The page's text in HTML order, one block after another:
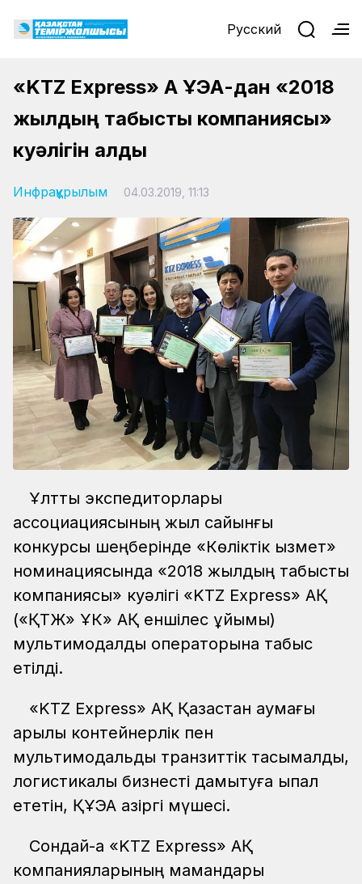
Русский
«KTZ Express» АҚ ҚҰЭА-дан «2018
жылдың табысты компаниясы»
куәлігін алды
Инфрақұрылым 04.03.2019, 11:13
Ұлттық экспедиторлары
ассоциациясының жыл сайынғы
конкурсы шеңберінде «Көліктік қызмет»
номинациясында «2018 жылдың табысты
компаниясы» куәлігі «KTZ Express» АҚ
(«ҚТЖ» ҰК» АҚ еншілес ұйымы)
мультимодалдық операторына табыс
етілді.
«KTZ Express» АҚ Қазақстан аумағы
арқылы контейнерлік пен
мультимодальдық транзиттік тасымалды,
логистикалық бизнесті дамытуға ықпал
ететін, ҚҰЭА қазіргі мүшесі.
Сондай-ақ «KTZ Express» АҚ
компанияларының мамандары